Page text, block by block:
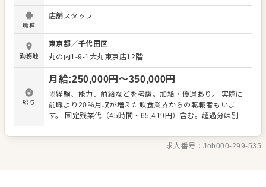
愛顧をいただき、京都の店舗は世界トップクラスの旅行サ
イト『トラベラーズチョイスアワード』の日本高級レスト
いております。この度、さらなる体制強化を見据え、とも
に歩んでくださる新しい接客スタッフを募集いたします。
当店には、顔合わせや接待、法事など、さまざまなシチュ
エーションで幅広いお客様が集まります。お出迎えから食
事提供、お見送りまで細部にわたって丁寧に行うことを大
切にし、一人ひとりのニーズに合わせた接客を日々追求し
ています。 入社後は、これまでの経験や能力に合わせて、
以下の仕事内容をお任せいたします。 ・お客様のご案内、
といったホール業務全般 経験が浅い方もご安心ください。
また、スキルアップを目指すスタッフのため、学ぶ費用を
職種
店舗スタッフ
勤務地
東京都／千代田区
丸の内1-9-1大丸東京店12階
給与
月給:250,000円〜350,000円
※経験、能力、前給などを考慮。加給・優遇あり。 実際に
前職より20％月収が増えた飲食業界からの転職者もいま
す。 固定残業代（45時間・65,419円）含む。超過分は別途
支給 ※試用期間3ヶ月（期間中も同条件）
求人番号：Job000-299-535